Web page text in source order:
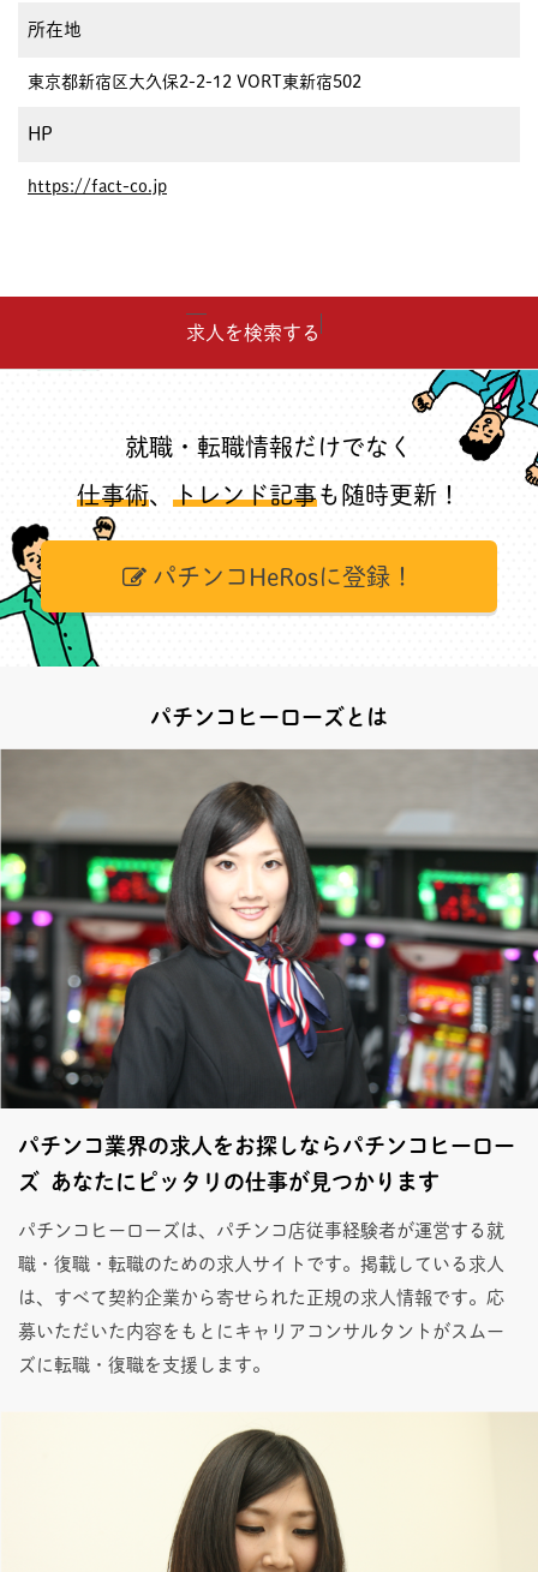
所在地
東京都新宿区大久保2-2-12 VORT東新宿502
HP
https://fact-co.jp
求人を検索する
就職・転職情報だけでなく
仕事術、 トレンド記事も随時更新！
パチンコHeRosに登録！
パチンコヒーローズとは
パチンコ業界の求人をお探しならパチンコヒーロー
ズ あなたにピッタリの仕事が見つかります
パチンコヒーローズは、パチンコ店従事経験者が運営する就
職・復職・転職のための求人サイトです。掲載している求人
は、すべて契約企業から寄せられた正規の求人情報です。応
募いただいた内容をもとにキャリアコンサルタントがスムー
ズに転職・復職を支援します。